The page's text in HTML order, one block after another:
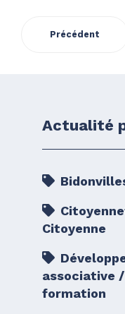
Précédent
Actualité
Citoyenne
associative
formation